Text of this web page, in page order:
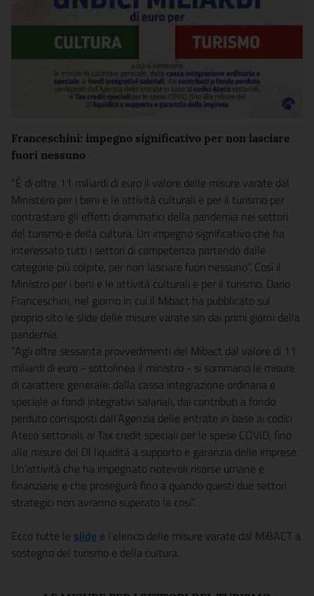
Franceschini: impegno significativo per non lasciare
fuori nessuno
“È di oltre 11 miliardi di euro il valore delle misure varate dal
Ministero per i beni e le attività culturali e per il turismo per
contrastare gli effetti drammatici della pandemia nei settori
del turismo e della cultura. Un impegno significativo che ha
interessato tutti i settori di competenza partendo dalle
categorie più colpite, per non lasciare fuori nessuno”. Così il
Ministro per i beni e le attività culturali e per il turismo, Dario
Franceschini, nel giorno in cui il Mibact ha pubblicato sul
proprio sito le slide delle misure varate sin dai primi giorni della
pandemia.
“Agli oltre sessanta provvedimenti del Mibact dal valore di 11
miliardi di euro - sottolinea il ministro - si sommano le misure
di carattere generale: dalla cassa integrazione ordinaria e
speciale ai fondi integrativi salariali, dai contributi a fondo
perduto corrisposti dall’Agenzia delle entrate in base ai codici
Ateco settoriali, ai Tax credit speciali per le spese COVID, fino
alle misure del Dl liquidità a supporto e garanzia delle imprese.
Un’attività che ha impegnato notevoli risorse umane e
finanziarie e che proseguirà fino a quando questi due settori
strategici non avranno superato la crisi”.
Ecco tutte le slide e l’elenco delle misure varate dal MiBACT a
sostegno del turismo e della cultura.